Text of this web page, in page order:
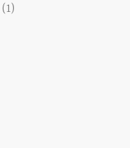
(1)